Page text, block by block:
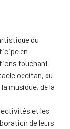
du
en
touchant
occitan, du
musique, de la
et les
de leurs